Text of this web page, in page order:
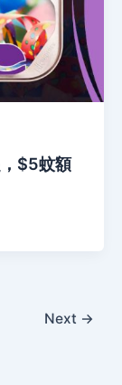
$5蚊額
Next →